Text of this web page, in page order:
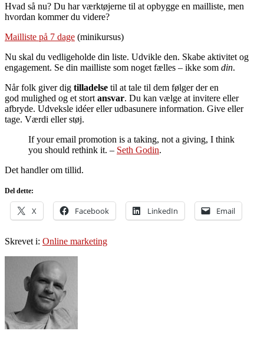
Hvad så nu? Du har værktøjerne til at opbygge en mailliste, men
hvordan kommer du videre?
Mailliste på 7 dage (minikursus)
Nu skal du vedligeholde din liste. Udvikle den. Skabe aktivitet og
engagement. Se din mailliste som noget fælles – ikke som din.
Når folk giver dig tilladelse til at tale til dem følger der en
god mulighed og et stort ansvar. Du kan vælge at invitere eller
afbryde. Udveksle idéer eller udbasunere information. Give eller
tage. Værdi eller støj.
If your email promotion is a taking, not a giving, I think
you should rethink it. – Seth Godin.
Det handler om tillid.
Del dette:
X Facebook LinkedIn Email
Skrevet i: Online marketing